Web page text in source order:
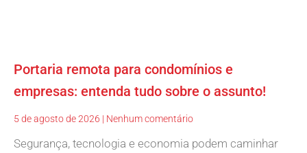
Portaria remota para condomínios e
empresas: entenda tudo sobre o assunto!
5 de agosto de 2026 Nenhum comentário
Segurança, tecnologia e economia podem caminhar